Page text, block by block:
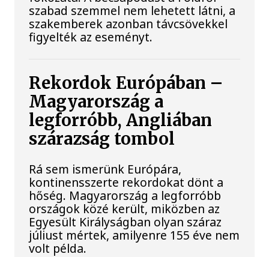
szabad szemmel nem lehetett látni, a
szakemberek azonban távcsövekkel
figyelték az eseményt.
Rekordok Európában –
Magyarország a
legforróbb, Angliában
szárazság tombol
Rá sem ismerünk Európára,
kontinensszerte rekordokat dönt a
hőség. Magyarország a legforróbb
országok közé került, miközben az
Egyesült Királyságban olyan száraz
júliust mértek, amilyenre 155 éve nem
volt példa.